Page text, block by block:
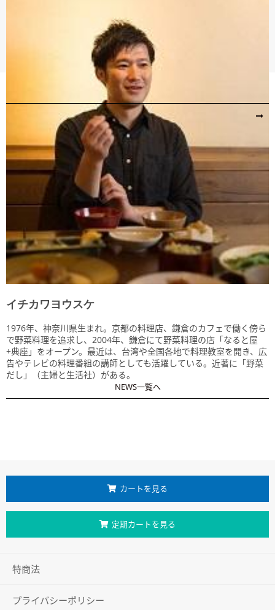
イチカワヨウスケ
1976年、神奈川県生まれ。京都の料理店、鎌倉のカフェで働く傍ら
で野菜料理を追求し、2004年、鎌倉にて野菜料理の店「なると屋
+典座」をオープン。最近は、台湾や全国各地で料理教室を開き、広
告やテレビの料理番組の講師としても活躍している。近著に「野菜
だし」（主婦と生活社）がある。
NEWS一覧へ
カートを見る
定期カートを見る
特商法
プライバシーポリシー